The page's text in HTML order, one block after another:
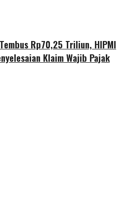
Rp70,25 Triliun, HIPMI
Klaim Wajib Pajak